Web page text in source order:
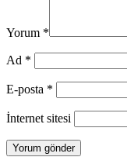
Yorum *
Ad *
E-posta *
İnternet sitesi